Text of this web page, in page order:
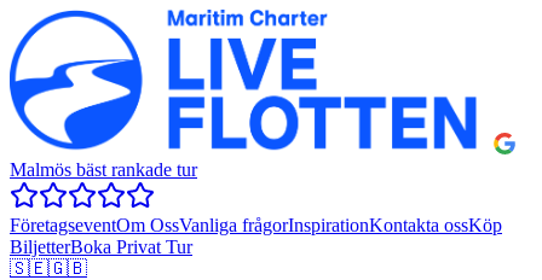
Malmös bäst rankade tur
FöretagseventOm OssVanliga frågorInspirationKontakta ossKöp
BiljetterBoka Privat Tur
🇸🇪🇬🇧